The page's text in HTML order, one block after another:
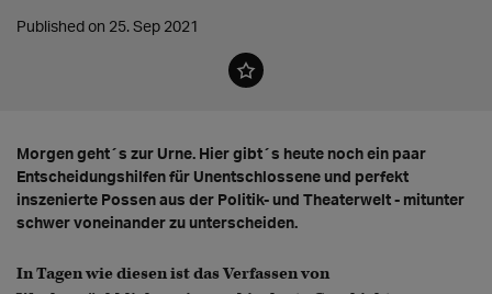
Published on 25. Sep 2021
Morgen geht´s zur Urne. Hier gibt´s heute noch ein paar
Entscheidungshilfen für Unentschlossene und perfekt
inszenierte Possen aus der Politik- und Theaterwelt - mitunter
schwer voneinander zu unterscheiden.
In Tagen wie diesen ist das Verfassen von